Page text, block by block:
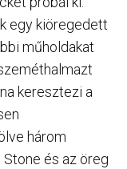
egy kiöregedett
műholdakat
keresztezi a
három
Stone és az öreg